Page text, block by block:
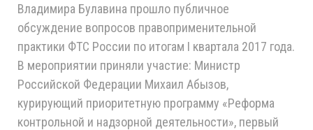
Владимира Булавина прошло публичное
обсуждение вопросов правоприменительной
практики ФТС России по итогам I квартала 2017 года.
В мероприятии приняли участие: Министр
Российской Федерации Михаил Абызов,
курирующий приоритетную программу «Реформа
контрольной и надзорной деятельности», первый